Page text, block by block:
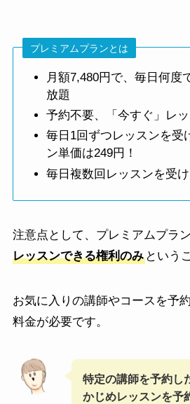
プレミアムプランとは
月額7,480円で、毎日何度
放題
予約不要、「今すぐ」レ
毎日1回ずつレッスンを受
ン単価は249円！
毎日複数回レッスンを受
注意点として、プレミアムプラ
レッスンできる権利のみという
お気に入りの講師やコースを予
料金が必要です。
特定の講師を予約し
かじめレッスンを予